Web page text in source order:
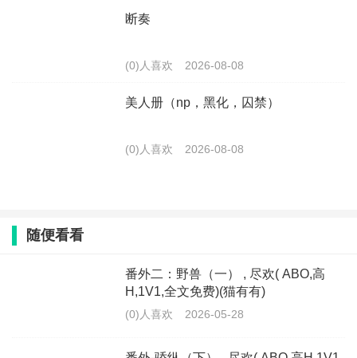
断奏
(0)人喜欢 2026-08-08
美人册（np，黑化，囚禁）
(0)人喜欢 2026-08-08
随便看看
番外二：野兽（一） , 尽欢( ABO,高
H,1V1,全文免费)(猫有有)
(0)人喜欢 2026-05-28